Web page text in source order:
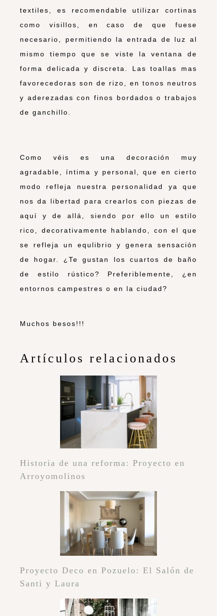
textiles, es recomendable utilizar cortinas
como visillos, en caso de que fuese
necesario, permitiendo la entrada de luz al
mismo tiempo que se viste la ventana de
forma delicada y discreta. Las toallas mas
favorecedoras son de rizo, en tonos neutros
y aderezadas con finos bordados o trabajos
de ganchillo.
Como véis es una decoración muy
agradable, íntima y personal, que en cierto
modo refleja nuestra personalidad ya que
nos da libertad para crearlos con piezas de
aquí y de allá, siendo por ello un estilo
rico, decorativamente hablando, con el que
se refleja un equlibrio y genera sensación
de hogar. ¿Te gustan los cuartos de baño
de estilo rústico? Preferiblemente, ¿en
entornos campestres o en la ciudad?
Muchos besos!!!
Artículos relacionados
Historia de una reforma: Proyecto en
Arroyomolinos
Proyecto Deco en Pozuelo: El Salón de
Santi y Laura